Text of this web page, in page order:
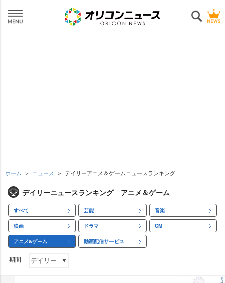
ホーム ニュース デイリーアニメ＆ゲームニュースランキング
デイリーニュースランキング アニメ＆ゲーム
すべて 芸能 音楽
映画 ドラマ CM
アニメ&ゲーム 動画配信サービス
期間